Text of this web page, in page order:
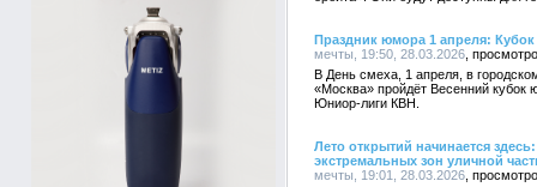
Праздник юмора 1 апреля:
мечты, 19:50, 28.03.2026
В День смеха, 1 апреля, в
«Москва» пройдёт Весенний
Юниор-лиги КВН.
Лето открытий начинается
экстремальных зон уличной
мечты, 19:01, 28.03.2026